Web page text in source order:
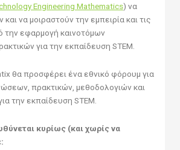
Engineering Mathematics) να
να μοιραστούν την εμπειρία και τις
την εφαρμογή καινοτόμων
για την εκπαίδευση STEM.
θα προσφέρει ένα εθνικό φόρουμ για
πρακτικών, μεθοδολογιών και
την εκπαίδευση STEM.
κυρίως (και χωρίς να